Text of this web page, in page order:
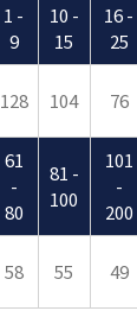
1 -
9
10 -
15
16 -
25
128 104 76
61
-
80
81 -
100
101
-
200
58 55 49